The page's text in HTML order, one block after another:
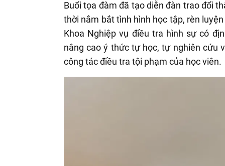
Buổi tọa đàm đã tạo diễn đàn trao đổi
thời nắm bắt tình hình học tập, rèn
Khoa Nghiệp vụ điều tra hình sự có
nâng cao ý thức tự học, tự nghiên cứu
công tác điều tra tội phạm của học viên.